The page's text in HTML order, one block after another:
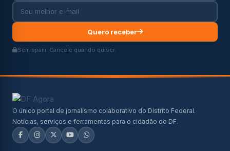
Quero receber
Sem spam. Cancele quando quiser.
O único portal de jornalismo colaborativo do Distrito Federal.
Notícias, serviços e ferramentas para o cidadão do DF.